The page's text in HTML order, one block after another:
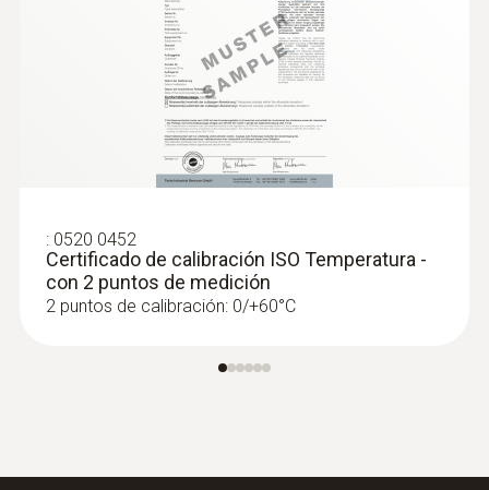
: 0520 0452
Certificado de calibración ISO Temperatura -
con 2 puntos de medición
2 puntos de calibración: 0/+60°C